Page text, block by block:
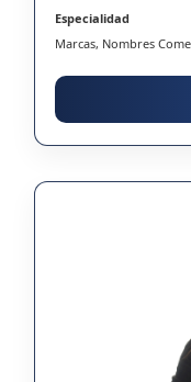
Especialidad
Marcas, Nombres